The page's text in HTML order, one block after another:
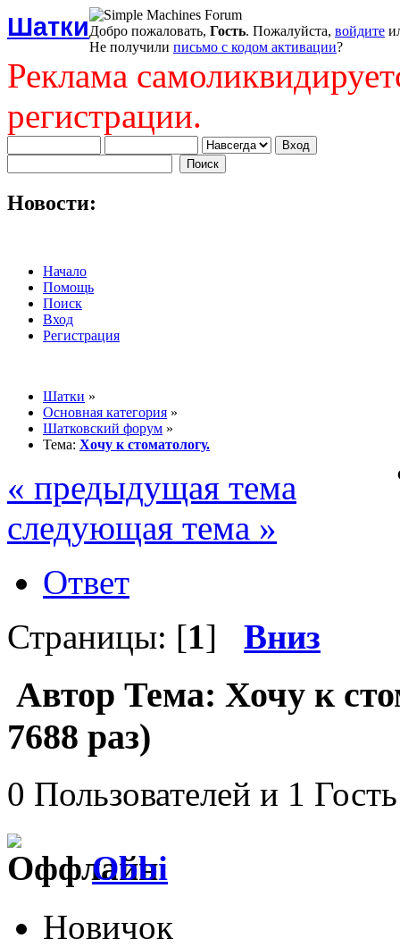
ШаткиДобро пожаловать, Гость. Пожалуйста, войдите
Не получили письмо с кодом активации?
Реклама
регистрации.
Новости:
Начало
Помощь
Поиск
Вход
Регистрация
Шатки »
Основная категория »
Шатковский форум »
Тема: Хочу к стоматологу.
« предыдущая тема
следующая тема »
Ответ
Страницы: [1] Вниз
Автор Тема: Хочу к
7688 раз)
0 Пользователей и 1
Obbi
Новичок